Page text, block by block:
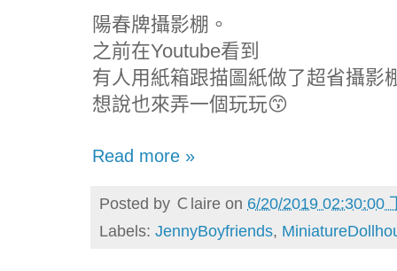
陽春牌攝影棚。
之前在Youtube看到
有人用紙箱跟描圖紙做了超省攝影
想說也來弄一個玩玩😙
Read more »
Posted by Ｃlaire on 6/20/2019 02:30:00
Labels: JennyBoyfriends,